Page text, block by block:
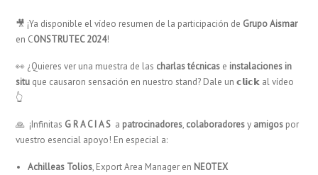
🎥 ¡Ya disponible el vídeo resumen de la participación de Grupo Aismar
en CONSTRUTEC 2024!
👀 ¿Quieres ver una muestra de las charlas técnicas e instalaciones in
situ que causaron sensación en nuestro stand? Dale un 𝗰𝗹𝗶𝗰𝗸 al vídeo
👆
🙏 ¡Infinitas G R A C I A S a patrocinadores, colaboradoresy amigos por
vuestro esencial apoyo! En especial a:
Achilleas Tolios, Export Area Manager en NEOTEX